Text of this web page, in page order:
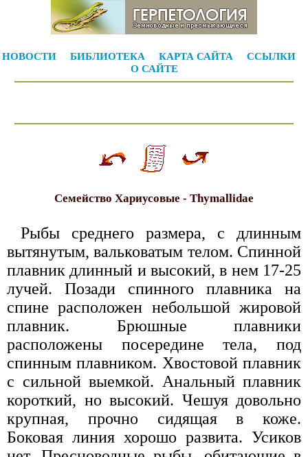
НОВОСТИ БИБЛИОТЕКА КАРТА САЙТА
ССЫЛКИ
О САЙТЕ
Семейство Хариусовые - Thymallidae
Рыбы среднего размера, с длинным
вытянутым, вальковатым телом. Спинной
плавник длинный и высокий, в нем 17-25
лучей. Позади спинного плавника на
спине расположен небольшой жировой
плавник. Брюшные плавники
расположены посередине тела, под
спинным плавником. Хвостовой плавник
с сильной выемкой. Анальный плавник
короткий, но высокий. Чешуя довольно
крупная, прочно сидящая в коже.
Боковая линия хорошо развита. Усиков